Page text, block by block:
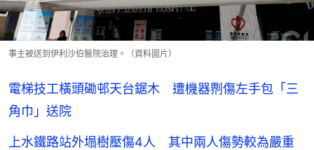
事主被送到伊利沙伯醫院治理。（資料圖片）
電梯技工橫頭磡邨天台鋸木 遭機器𠝹傷左手包「三
角巾」送院
上水鐵路站外塌樹壓傷4人 其中兩人傷勢較為嚴重